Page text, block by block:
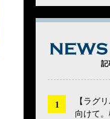
記
【ラグ
向けて